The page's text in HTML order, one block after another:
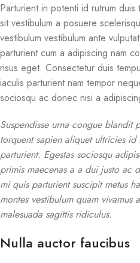
Parturient in potenti id rutrum
sit vestibulum a posuere
vestibulum vestibulum ante
parturient cum a adipiscing nam
risus eget. Consectetur duis
iaculis parturient nam tempor
sociosqu ac donec nisi a
Suspendisse urna congue blandit
torquent sapien aliquet ultricies
parturient. Egestas sociosqu
primis maecenas a a dui justo ac
mi quis parturient suscipit metus
montes vestibulum quam vivamus
malesuada sagittis ridiculus.
Nulla auctor faucibus